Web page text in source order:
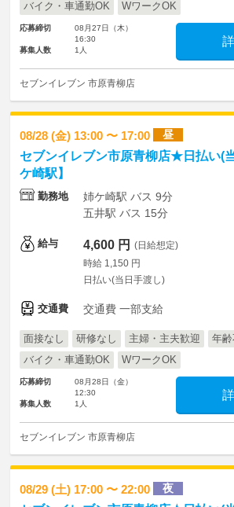
バイク・車通勤OK
WワークOK
応募締切
08月27日（木）
16:30
募集人数
1人
セブンイレブン 市原青柳店
08/28 (金) 13:00 〜 17:00 昼
セブンイレブン市原青柳店★日払い(
ケ崎駅】
勤務地
姉ケ崎駅 バス 9分
五井駅 バス 15分
給与 4,600 円 (日給想定)
時給 1,150 円
日払い(当日手渡し)
交通費 交通費 一部支給
面接なし 研修なし 主婦・主夫歓迎 年齢
バイク・車通勤OK
WワークOK
応募締切
08月28日（金）
12:30
募集人数
1人
セブンイレブン 市原青柳店
08/29 (土) 17:00 〜 22:00 夜